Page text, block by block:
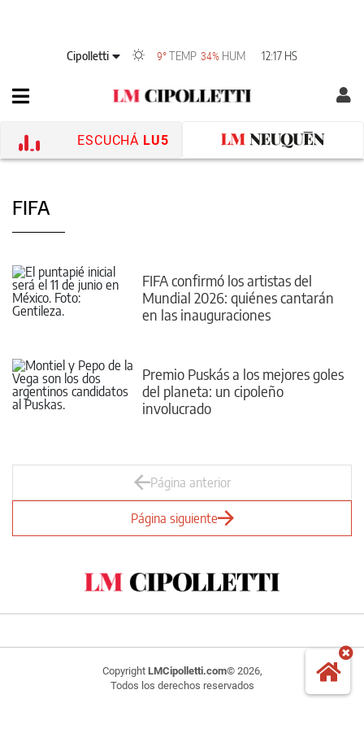
Cipolletti 9°TEMP 34% HUM 12:17 HS
ESCUCHÁ LU5
FIFA
FIFA confirmó los artistas del
Mundial 2026: quiénes cantarán
en las inauguraciones
Premio Puskás a los mejores goles
del planeta: un cipoleño
involucrado
Página anterior
Página siguiente
Copyright LMCipolletti.com© 2026,
Todos los derechos reservados